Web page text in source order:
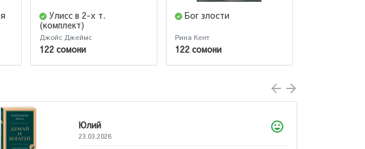
Улисс в 2-х т.
(комплект)
Джойс Джеймс
122 сомони
Бог злости
Рина Кент
122 сомони
Ахтамзода Мухибулло